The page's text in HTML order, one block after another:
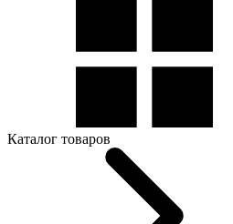
Каталог товаров